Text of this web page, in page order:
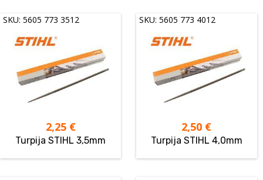
SKU: 5605 773 3512
2,25 €
Turpija STIHL 3,5mm
SKU: 5605 773 4012
2,50 €
Turpija STIHL 4,0mm